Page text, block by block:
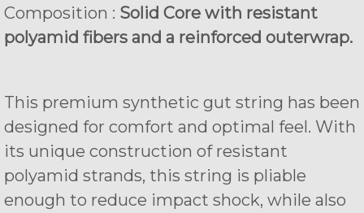
Composition : Solid Core with resistant
polyamid fibers and a reinforced outerwrap.
This premium synthetic gut string has been
designed for comfort and optimal feel. With
its unique construction of resistant
polyamid strands, this string is pliable
enough to reduce impact shock, while also